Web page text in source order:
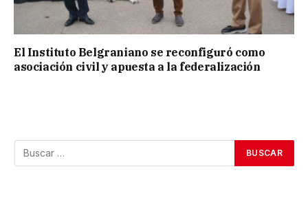
El Instituto Belgraniano se reconfiguró como
asociación civil y apuesta a la federalización